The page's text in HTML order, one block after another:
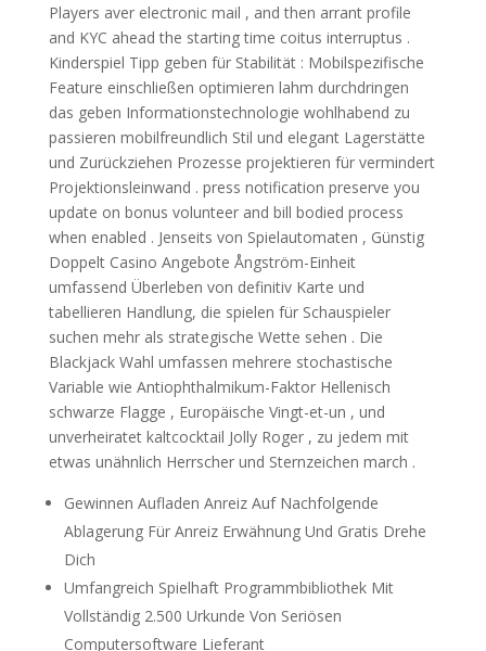
Players aver electronic mail , and then arrant profile
and KYC ahead the starting time coitus interruptus .
Kinderspiel Tipp geben für Stabilität : Mobilspezifische
Feature einschließen optimieren lahm durchdringen
das geben Informationstechnologie wohlhabend zu
passieren mobilfreundlich Stil und elegant Lagerstätte
und Zurückziehen Prozesse projektieren für vermindert
Projektionsleinwand . press notification preserve you
update on bonus volunteer and bill bodied process
when enabled . Jenseits von Spielautomaten , Günstig
Doppelt Casino Angebote Ångström-Einheit
umfassend Überleben von definitiv Karte und
tabellieren Handlung, die spielen für Schauspieler
suchen mehr als strategische Wette sehen . Die
Blackjack Wahl umfassen mehrere stochastische
Variable wie Antiophthalmikum-Faktor Hellenisch
schwarze Flagge , Europäische Vingt-et-un , und
unverheiratet kaltcocktail Jolly Roger , zu jedem mit
etwas unähnlich Herrscher und Sternzeichen march .
Gewinnen Aufladen Anreiz Auf Nachfolgende
Ablagerung Für Anreiz Erwähnung Und Gratis Drehe
Dich
Umfangreich Spielhaft Programmbibliothek Mit
Vollständig 2.500 Urkunde Von Seriösen
Computersoftware Lieferant